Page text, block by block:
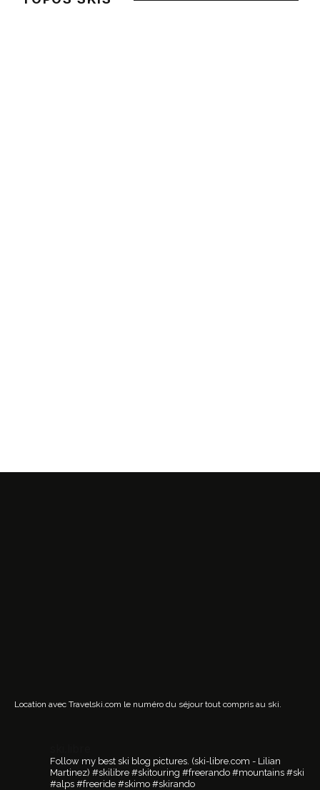
Location avec Travelski.com le numéro du séjour tout compris au ski.
Follow my best ski blog pictures. (ski-libre.com - Lilian
Martinez) #skilibre #skitouring #freerando #mountains #ski
#alps #freeride #skimo #skirando